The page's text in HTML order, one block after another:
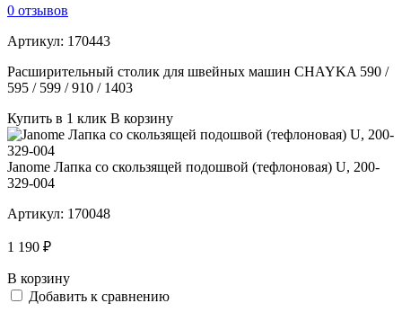
0 отзывов
Артикул: 170443
Расширительный столик для швейных машин CHAYKA 590 /
595 / 599 / 910 / 1403
Купить в 1 клик В корзину
Janome Лапка со скользящей подошвой (тефлоновая) U, 200-
329-004
Артикул: 170048
1 190 ₽
В корзину
Добавить к сравнению